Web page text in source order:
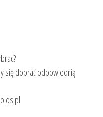
się dobrać odpowiednią